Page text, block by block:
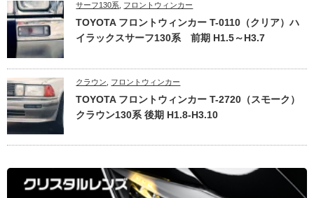
サーフ130系 フロントウィンカー
TOYOTA フロントウィンカー T-0110（クリア）ハ
イラックスサーフ130系 前期 H1.5～H3.7
クラウン フロントウィンカー
TOYOTA フロントウィンカー T-2720（スモーク）
クラウン130系 後期 H1.8-H3.10